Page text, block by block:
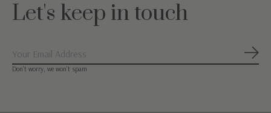
Let's keep in touch
Don’t worry, we won’t spam